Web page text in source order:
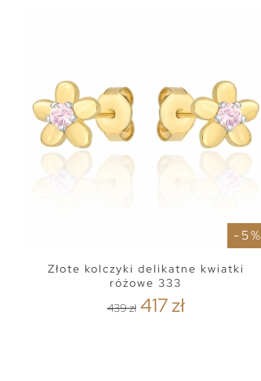
- 5 %
Złote kolczyki delikatne kwiatki
różowe 333
439 zł 417 zł